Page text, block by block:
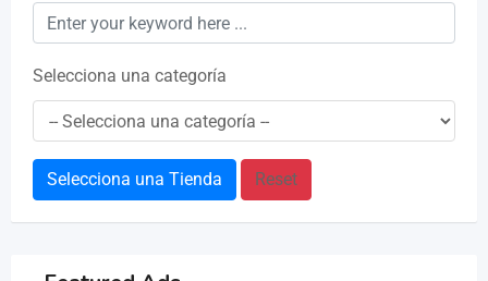
Selecciona una categoría
Selecciona una Tienda Reset